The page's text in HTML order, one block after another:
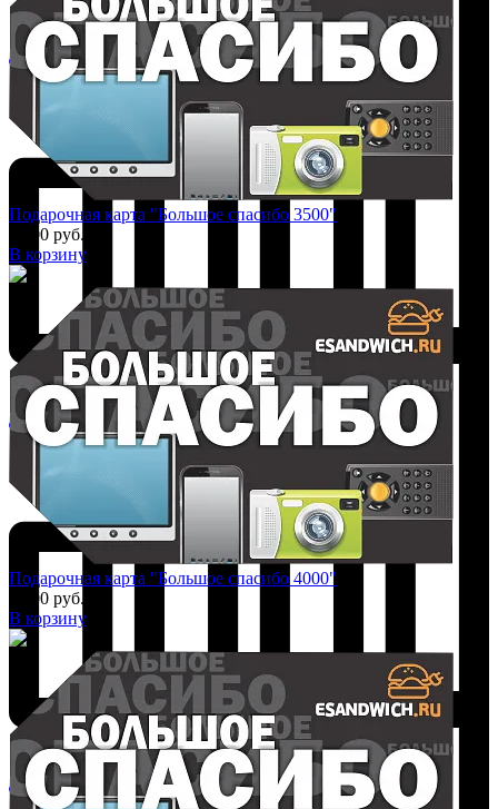
Добавить к сравнению
Добавить к сравнению
Подарочная карта "Большое спасибо 3500"
3 500 руб.
В корзину
Добавить к сравнению
Подарочная карта "Большое спасибо 4000"
4 000 руб.
В корзину